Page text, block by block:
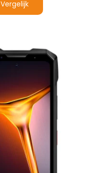
Vergelijk